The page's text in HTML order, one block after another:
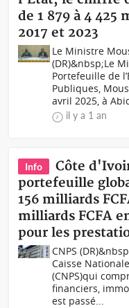
de 1 879 à 4 425
2017 et 2023
Le Ministre
(DR)&nbsp;Le
Portefeuille de
Publiques,
avril 2025, à
il y a 1 an
Info
Côte
portefeuille
156 milliards
milliards FCFA
pour les
CNPS
Caisse
(CNPS)qui
financiers,
est passé...